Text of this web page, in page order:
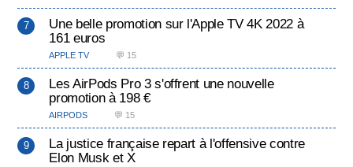
Une belle promotion sur l'Apple TV 4K 2022 à
161 euros
APPLE TV 💬 15
Les AirPods Pro 3 s'offrent une nouvelle
promotion à 198 €
AIRPODS 💬 15
La justice française repart à l'offensive contre
Elon Musk et X